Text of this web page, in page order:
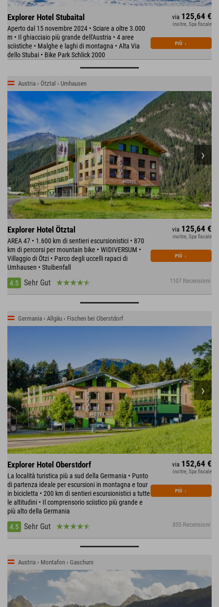
Explorer Hotel Stubaital
Aperto dal 15 novembre 2024 • Sciare a oltre 3.000
m • Il ghiacciaio più grande dell'Austria • 4 aree
sciistiche • Malghe e laghi di montagna • Alta Via
dello Stubai • Bike Park Schlick 2000
via 125,64 €
inoltre, Spa fiscale
PIÙ ↓
Austria › Ötztal › Umhausen
Explorer Hotel Ötztal
AREA 47 • 1.600 km di sentieri escursionistici • 870
km di percorsi per mountain bike • WIDIVERSUM •
Villaggio di Ötzi • Parco degli uccelli rapaci di
Umhausen • Stuibenfall
4.5
Sehr Gut 1107 Recensioni
via 125,64 €
inoltre, Spa fiscale
PIÙ ↓
Germania › Allgäu › Fischen bei Oberstdorf
Explorer Hotel Oberstdorf
La località turistica più a sud della Germania • Punto
di partenza ideale per escursioni in montagna e tour
in bicicletta • 200 km di sentieri escursionistici a tutte
le altitudini • Il comprensorio sciistico più grande e
più alto della Germania
4.5
Sehr Gut 855 Recensioni
via 152,64 €
inoltre, Spa fiscale
PIÙ ↓
Austria › Montafon › Gaschurn